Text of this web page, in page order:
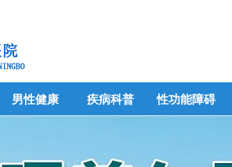
男性健康 疾病科普 性功能障碍